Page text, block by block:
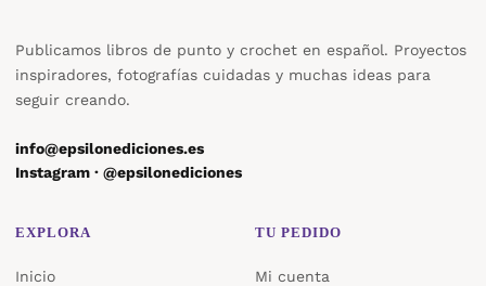
Publicamos libros de punto y crochet en español. Proyectos
inspiradores, fotografías cuidadas y muchas ideas para
seguir creando.
info@epsilonediciones.es
Instagram · @epsilonediciones
EXPLORA
Inicio
TU PEDIDO
Mi cuenta